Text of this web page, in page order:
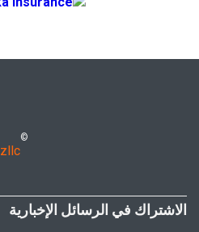
©
الاشتراك في الرسائل الإخبارية